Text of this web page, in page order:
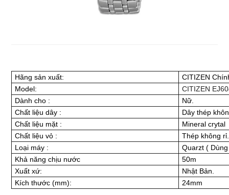
Hãng sản xuất:
CITIZEN
Model:
CITIZEN
Dành cho :
Nữ.
Chất liệu dây :
Dây thép
Chất liệu mặt :
Mineral crytal
Chất liệu vỏ :
Thép không rỉ.
Loại máy :
Quarzt (
Khả năng chịu nước
50m
Xuất xứ:
Nhật Bản.
Kích thước (mm):
24mm